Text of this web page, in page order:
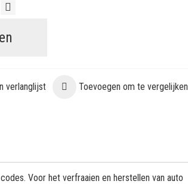
verlanglijst Toevoegen om te vergelijken
Voor het verfraaien en herstellen van auto